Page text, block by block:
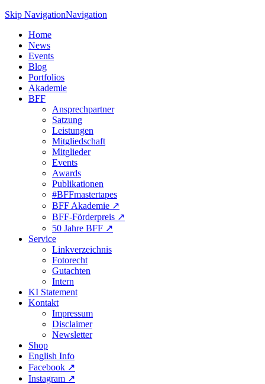
Skip NavigationNavigation
Home
News
Events
Blog
Portfolios
Akademie
BFF
Ansprechpartner
Satzung
Leistungen
Mitgliedschaft
Mitglieder
Events
Awards
Publikationen
#BFFmastertapes
BFF Akademie ↗︎
BFF-Förderpreis ↗︎
50 Jahre BFF ↗︎
Service
Linkverzeichnis
Fotorecht
Gutachten
Intern
KI Statement
Kontakt
Impressum
Disclaimer
Newsletter
Shop
English Info
Facebook ↗︎
Instagram ↗︎